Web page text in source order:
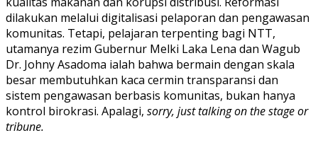
dilakukan melalui digitalisasi pelaporan dan pengawasan
komunitas. Tetapi, pelajaran terpenting bagi NTT,
utamanya rezim Gubernur Melki Laka Lena dan Wagub
Dr. Johny Asadoma ialah bahwa bermain dengan skala
besar membutuhkan kaca cermin transparansi dan
sistem pengawasan berbasis komunitas, bukan hanya
kontrol birokrasi. Apalagi, sorry, just talking on the stage or
tribune.